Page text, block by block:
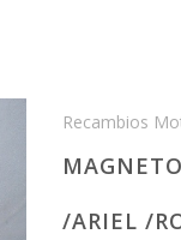
Recambios
/ARIEL /